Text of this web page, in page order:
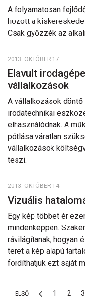
A folyamatosan
hozott a
Csak győzzék az
2013. OKTÓBER 17.
Elavult
vállalkozások
A vállalkozások
irodatechnikai
elhasználódnak. A
pótlása váratlan
vállalkozások
teszi.
2013. OKTÓBER 14.
Vizuális
Egy kép többet ér
mindenképpen.
rávilágítanak, hogyan
teret a kép alapú
fordíthatjuk ezt saját
ELSŐ 1 2 3